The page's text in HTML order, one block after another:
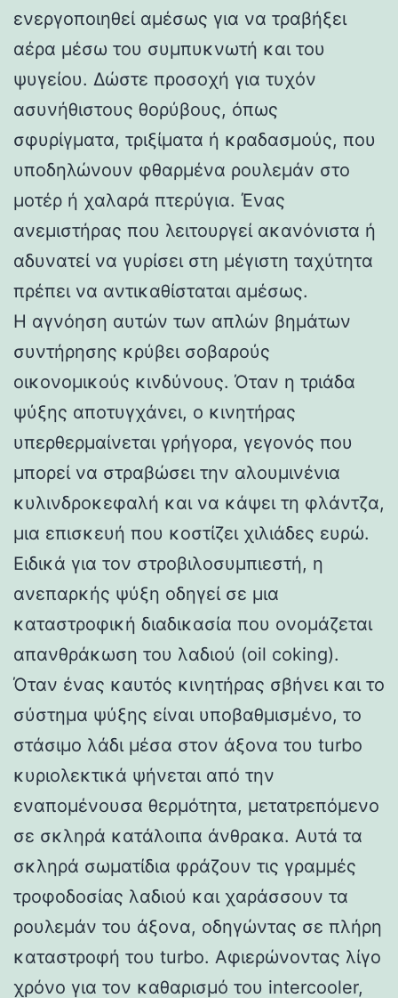
ενεργοποιηθεί αμέσως για να τραβήξει
αέρα μέσω του συμπυκνωτή και του
ψυγείου. Δώστε προσοχή για τυχόν
ασυνήθιστους θορύβους, όπως
σφυρίγματα, τριξίματα ή κραδασμούς, που
υποδηλώνουν φθαρμένα ρουλεμάν στο
μοτέρ ή χαλαρά πτερύγια. Ένας
ανεμιστήρας που λειτουργεί ακανόνιστα ή
αδυνατεί να γυρίσει στη μέγιστη ταχύτητα
πρέπει να αντικαθίσταται αμέσως.
Η αγνόηση αυτών των απλών βημάτων
συντήρησης κρύβει σοβαρούς
οικονομικούς κινδύνους. Όταν η τριάδα
ψύξης αποτυγχάνει, ο κινητήρας
υπερθερμαίνεται γρήγορα, γεγονός που
μπορεί να στραβώσει την αλουμινένια
κυλινδροκεφαλή και να κάψει τη φλάντζα,
μια επισκευή που κοστίζει χιλιάδες ευρώ.
Ειδικά για τον στροβιλοσυμπιεστή, η
ανεπαρκής ψύξη οδηγεί σε μια
καταστροφική διαδικασία που ονομάζεται
απανθράκωση του λαδιού (oil coking).
Όταν ένας καυτός κινητήρας σβήνει και το
σύστημα ψύξης είναι υποβαθμισμένο, το
στάσιμο λάδι μέσα στον άξονα του turbo
κυριολεκτικά ψήνεται από την
εναπομένουσα θερμότητα, μετατρεπόμενο
σε σκληρά κατάλοιπα άνθρακα. Αυτά τα
σκληρά σωματίδια φράζουν τις γραμμές
τροφοδοσίας λαδιού και χαράσσουν τα
ρουλεμάν του άξονα, οδηγώντας σε πλήρη
καταστροφή του turbo. Αφιερώνοντας λίγο
χρόνο για τον καθαρισμό του intercooler,